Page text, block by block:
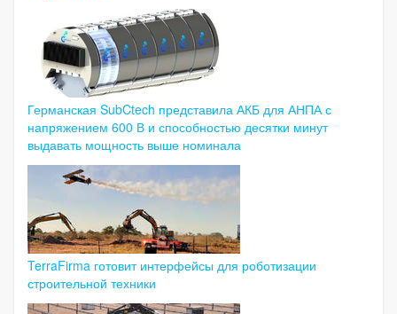
Германская SubCtech представила АКБ для АНПА с
напряжением 600 В и способностью десятки минут
выдавать мощность выше номинала
TerraFirma готовит интерфейсы для роботизации
строительной техники